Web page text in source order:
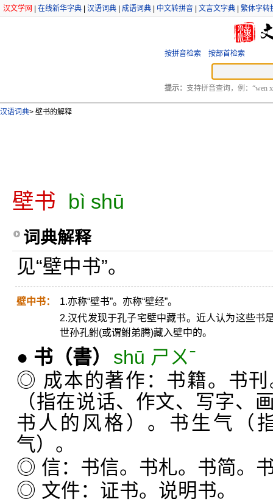
汉文学网 在线新华字典 汉语词典 成语词典 中文转拼音 文言文字典 繁体字转
按拼音检索 按部首检索
提示： 支持拼音查询，例：“wen
汉语词典> 壁书的解释
壁书 bì shū
词典解释
见“壁中书”。
壁中书：
1.亦称“壁书”。亦称“壁经”。
2.汉代发现于孔子宅壁中藏书。近人认为这些书
世孙孔鲋(或谓鲋弟腾)藏入壁中的。
● 书 （書）
shū ㄕㄨˉ
◎ 成本的著作：书籍。书
（指在说话、作文、写字、
书人的风格）。书生气（
气）。
◎ 信：书信。书札。书简。
◎ 文件：证书。说明书。